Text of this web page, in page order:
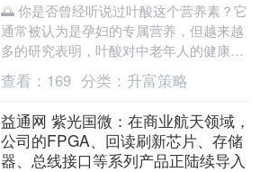
🌅 你是否曾经听说过叶酸这个营养素？它
通常被认为是孕妇的专属营养，但越来越
多的研究表明，叶酸对中老年人的健康同
样至关重要。今天，我们就来聊聊一位三
亚女子张梅（化....
查看： 169 分类： 升富策略
益通网 紫光国微：在商业航天领域，
公司的FPGA、回读刷新芯片、存储
器、总线接口等系列产品正陆续导入